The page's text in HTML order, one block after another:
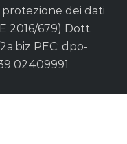
protezione dei dati
2016/679) Dott.
PEC: dpo-
02409991